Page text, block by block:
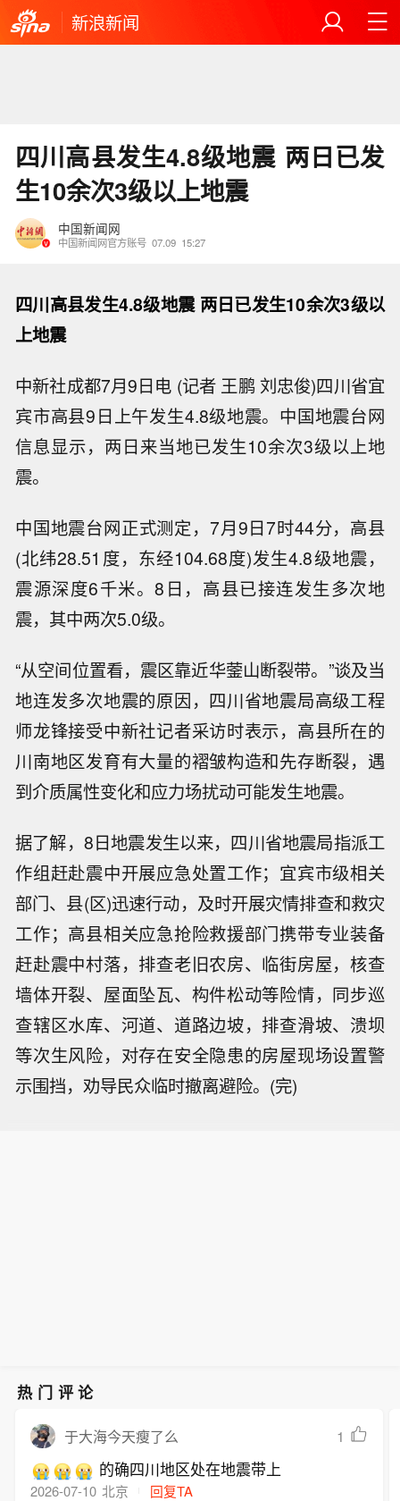
新浪新闻
四川高县发生4.8级地震 两日已发
生10余次3级以上地震
中国新闻网
中国新闻网官方账号 07.09 15:27
四川高县发生4.8级地震 两日已发生10余次3级以
上地震
中新社成都7月9日电 (记者 王鹏 刘忠俊)四川省宜
宾市高县9日上午发生4.8级地震。中国地震台网
信息显示，两日来当地已发生10余次3级以上地
震。
中国地震台网正式测定，7月9日7时44分，高县
(北纬28.51度，东经104.68度)发生4.8级地震，
震源深度6千米。8日，高县已接连发生多次地
震，其中两次5.0级。
“从空间位置看，震区靠近华蓥山断裂带。”谈及当
地连发多次地震的原因，四川省地震局高级工程
师龙锋接受中新社记者采访时表示，高县所在的
川南地区发育有大量的褶皱构造和先存断裂，遇
到介质属性变化和应力场扰动可能发生地震。
据了解，8日地震发生以来，四川省地震局指派工
作组赶赴震中开展应急处置工作；宜宾市级相关
部门、县(区)迅速行动，及时开展灾情排查和救灾
工作；高县相关应急抢险救援部门携带专业装备
赶赴震中村落，排查老旧农房、临街房屋，核查
墙体开裂、屋面坠瓦、构件松动等险情，同步巡
查辖区水库、河道、道路边坡，排查滑坡、溃坝
等次生风险，对存在安全隐患的房屋现场设置警
示围挡，劝导民众临时撤离避险。(完)
热门评论
于大海今天瘦了么 1
的确四川地区处在地震带上
2026-07-10 北京 回复TA